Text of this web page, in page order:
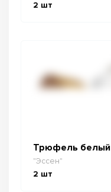
2 шт
Трюфель белый
"Эссен"
2 шт